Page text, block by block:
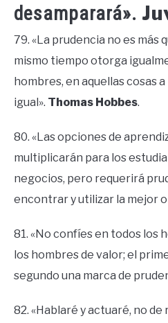
desamparará».
79. «La prudencia no es más
mismo tiempo otorga
hombres, en aquellas cosas
igual». Thomas Hobbes.
80. «Las opciones de
multiplicarán para los
negocios, pero requerirá
encontrar y utilizar la mejor
81. «No confíes en todos los
los hombres de valor; el
segundo una marca de
82. «Hablaré y actuaré, no de